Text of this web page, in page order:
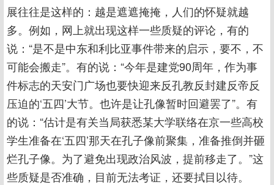
展往往是这样的：越是遮遮掩掩，人们的怀疑就越
多。例如，网上就出现这样一些质疑的评论，有的
说：“是不是中东和利比亚事件带来的启示，要不，不
可能会搬走”。有的说：“今年是建党90周年，作为事
件标志的天安门广场也要快迎来反孔教反封建反帝反
压迫的‘五四’大节。也许是让孔像暂时回避罢了”。有
的说：“估计是有关当局获悉某大学联络在京一些高校
学生准备在‘五四’那天在孔子像前聚集，准备推倒并砸
烂孔子像。为了避免出现政治风波，提前移走了。”这
些质疑是否准确，目前无法考证，还要拭目以待。